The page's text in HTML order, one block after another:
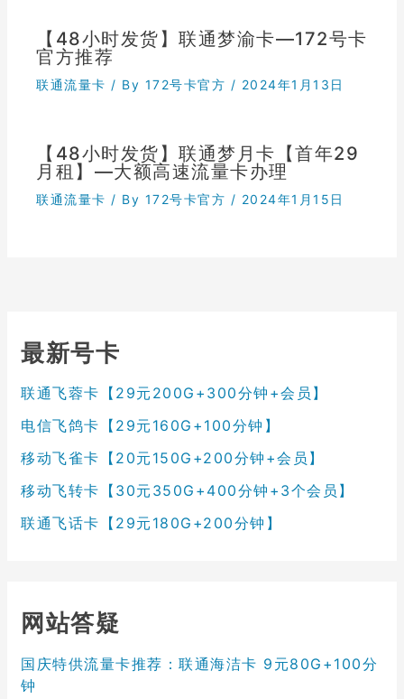
【48小时发货】联通梦渝卡—172号卡
官方推荐
联通流量卡 / By 172号卡官方 / 2024年1月13日
【48小时发货】联通梦月卡【首年29
月租】—大额高速流量卡办理
联通流量卡 / By 172号卡官方 / 2024年1月15日
最新号卡
联通飞蓉卡【29元200G+300分钟+会员】
电信飞鸽卡【29元160G+100分钟】
移动飞雀卡【20元150G+200分钟+会员】
移动飞转卡【30元350G+400分钟+3个会员】
联通飞话卡【29元180G+200分钟】
网站答疑
国庆特供流量卡推荐：联通海洁卡 9元80G+100分
钟